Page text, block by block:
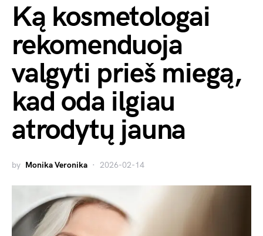
Ką kosmetologai
rekomenduoja
valgyti prieš miegą,
kad oda ilgiau
atrodytų jauna
by Monika Veronika 2026-02-14